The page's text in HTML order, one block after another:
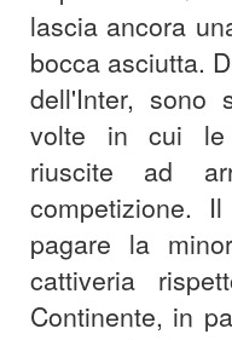
lascia ancora
bocca asciutta.
dell'Inter, sono
volte in cui le
riuscite ad
competizione.
pagare la
cattiveria
Continente, in